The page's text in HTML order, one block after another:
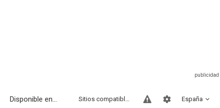
Disponible en... España
Sitios compatibles